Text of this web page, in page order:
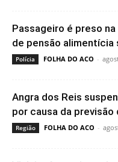
Passageiro é preso
de pensão alimentícia
Polícia FOLHA DO ACO -
Angra dos Reis
por causa da previsão
Região FOLHA DO ACO -